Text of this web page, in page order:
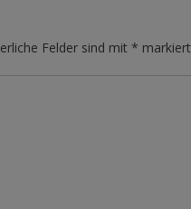
Felder sind mit * markiert